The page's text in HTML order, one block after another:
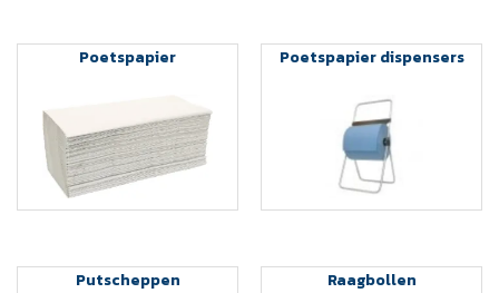
Poetspapier Poetspapier dispensers
Putscheppen Raagbollen